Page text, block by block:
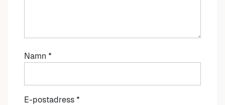
Namn *
E-postadress *